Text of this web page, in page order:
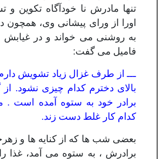
تنها مادرش نا خودآگاه تکوین و
اورا از ورای پیشانی وی، همچون
به روشنی می خواند و در غیابش
فامیل می گفت:
ـــ از طرف غزال زیاد تشویش
بالای دخترم کدام چیزی نشود.
برادر خود به ستوه آمده است .
کدام کار غلط دست زند.
بعضی شب ها که از کنایه ها و
برادرش ، به ستوه می آمد، غذا